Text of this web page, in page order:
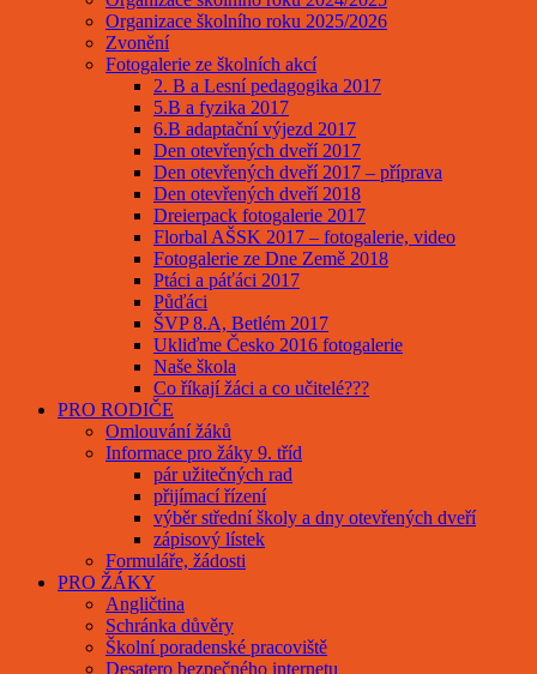
Organizace školního roku 2025/2026
Zvonění
Fotogalerie ze školních akcí
2. B a Lesní pedagogika 2017
5.B a fyzika 2017
6.B adaptační výjezd 2017
Den otevřených dveří 2017
Den otevřených dveří 2017 – příprava
Den otevřených dveří 2018
Dreierpack fotogalerie 2017
Florbal AŠSK 2017 – fotogalerie, video
Fotogalerie ze Dne Země 2018
Ptáci a páťáci 2017
Půďáci
ŠVP 8.A, Betlém 2017
Ukliďme Česko 2016 fotogalerie
Naše škola
Co říkají žáci a co učitelé???
PRO RODIČE
Omlouvání žáků
Informace pro žáky 9. tříd
pár užitečných rad
přijímací řízení
výběr střední školy a dny otevřených dveří
zápisový lístek
Formuláře, žádosti
PRO ŽÁKY
Angličtina
Schránka důvěry
Školní poradenské pracoviště
Desatero bezpečného internetu